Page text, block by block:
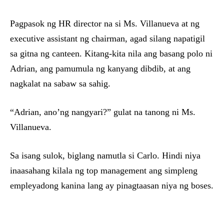
Pagpasok ng HR director na si Ms. Villanueva at ng
executive assistant ng chairman, agad silang napatigil
sa gitna ng canteen. Kitang-kita nila ang basang polo ni
Adrian, ang pamumula ng kanyang dibdib, at ang
nagkalat na sabaw sa sahig.
“Adrian, ano’ng nangyari?” gulat na tanong ni Ms.
Villanueva.
Sa isang sulok, biglang namutla si Carlo. Hindi niya
inaasahang kilala ng top management ang simpleng
empleyadong kanina lang ay pinagtaasan niya ng boses.